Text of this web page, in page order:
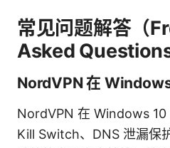
常见问题解答（
Asked Questions
NordVPN 在 Windows
NordVPN 在 Windows 10
Kill Switch、DNS 泄漏保